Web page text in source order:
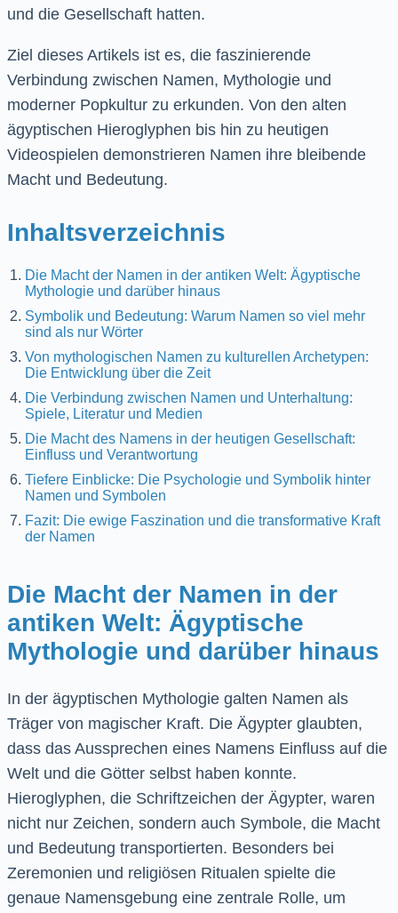
und die Gesellschaft hatten.
Ziel dieses Artikels ist es, die faszinierende
Verbindung zwischen Namen, Mythologie und
moderner Popkultur zu erkunden. Von den alten
ägyptischen Hieroglyphen bis hin zu heutigen
Videospielen demonstrieren Namen ihre bleibende
Macht und Bedeutung.
Inhaltsverzeichnis
Die Macht der Namen in der antiken Welt: Ägyptische
Mythologie und darüber hinaus
Symbolik und Bedeutung: Warum Namen so viel mehr
sind als nur Wörter
Von mythologischen Namen zu kulturellen Archetypen:
Die Entwicklung über die Zeit
Die Verbindung zwischen Namen und Unterhaltung:
Spiele, Literatur und Medien
Die Macht des Namens in der heutigen Gesellschaft:
Einfluss und Verantwortung
Tiefere Einblicke: Die Psychologie und Symbolik hinter
Namen und Symbolen
Fazit: Die ewige Faszination und die transformative Kraft
der Namen
Die Macht der Namen in der
antiken Welt: Ägyptische
Mythologie und darüber hinaus
In der ägyptischen Mythologie galten Namen als
Träger von magischer Kraft. Die Ägypter glaubten,
dass das Aussprechen eines Namens Einfluss auf die
Welt und die Götter selbst haben konnte.
Hieroglyphen, die Schriftzeichen der Ägypter, waren
nicht nur Zeichen, sondern auch Symbole, die Macht
und Bedeutung transportierten. Besonders bei
Zeremonien und religiösen Ritualen spielte die
genaue Namensgebung eine zentrale Rolle, um